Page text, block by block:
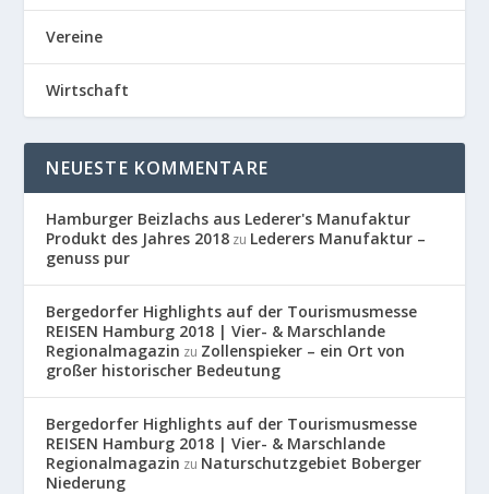
Vereine
Wirtschaft
NEUESTE KOMMENTARE
Hamburger Beizlachs aus Lederer's Manufaktur
Produkt des Jahres 2018 zu Lederers Manufaktur –
genuss pur
Bergedorfer Highlights auf der Tourismusmesse
REISEN Hamburg 2018 | Vier- & Marschlande
Regionalmagazin zu Zollenspieker – ein Ort von
großer historischer Bedeutung
Bergedorfer Highlights auf der Tourismusmesse
REISEN Hamburg 2018 | Vier- & Marschlande
Regionalmagazin zu Naturschutzgebiet Boberger
Niederung